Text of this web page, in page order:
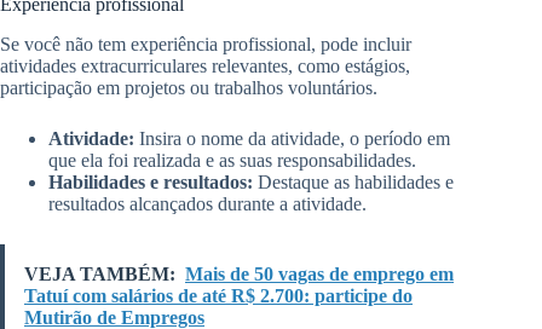
Experiência profissional
Se você não tem experiência profissional, pode incluir
atividades extracurriculares relevantes, como estágios,
participação em projetos ou trabalhos voluntários.
Atividade: Insira o nome da atividade, o período em
que ela foi realizada e as suas responsabilidades.
Habilidades e resultados: Destaque as habilidades e
resultados alcançados durante a atividade.
VEJA TAMBÉM: Mais de 50 vagas de emprego em
Tatuí com salários de até R$ 2.700: participe do
Mutirão de Empregos